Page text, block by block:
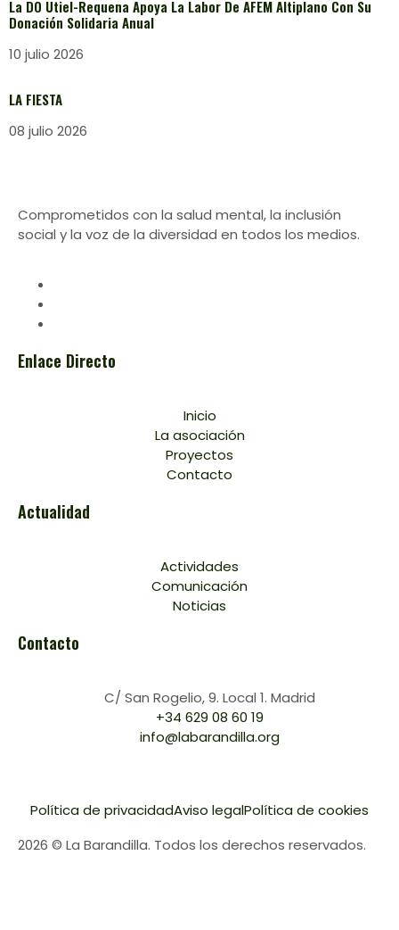
La DO Utiel-Requena Apoya La Labor De AFEM Altiplano Con Su
Donación Solidaria Anual
10 julio 2026
LA FIESTA
08 julio 2026
Comprometidos con la salud mental, la inclusión
social y la voz de la diversidad en todos los medios.
Enlace Directo
Inicio
La asociación
Proyectos
Contacto
Actualidad
Actividades
Comunicación
Noticias
Contacto
C/ San Rogelio, 9. Local 1. Madrid
+34 629 08 60 19
info@labarandilla.org
2026 © La Barandilla. Todos los derechos reservados.
Política de privacidadAviso legalPolítica de cookies